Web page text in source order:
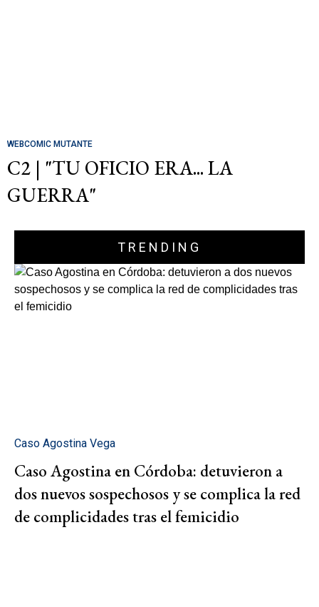
WEBCOMIC MUTANTE
C2 | "TU OFICIO ERA... LA
GUERRA"
TRENDING
Caso Agostina Vega
Caso Agostina en Córdoba: detuvieron a
dos nuevos sospechosos y se complica la red
de complicidades tras el femicidio